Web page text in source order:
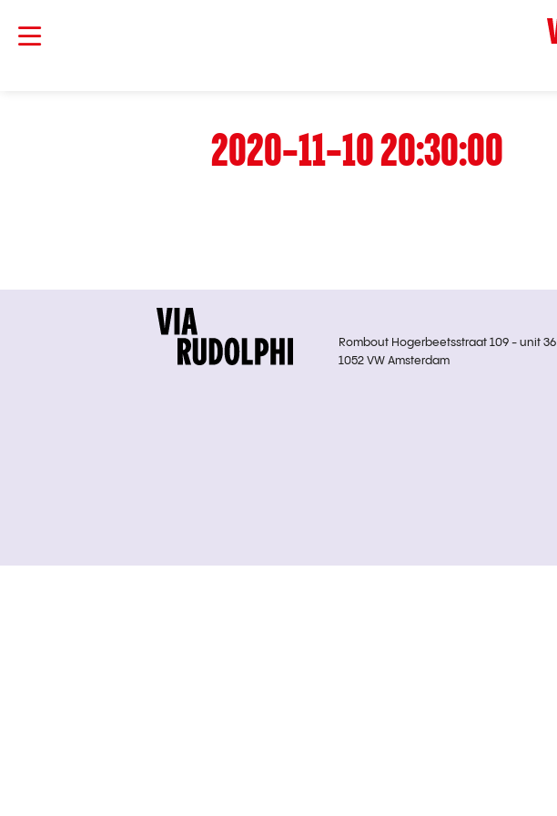
2020-11-10 20:30:00
Rombout Hogerbeetsstraat 109 - unit 36
1052 VW Amsterdam